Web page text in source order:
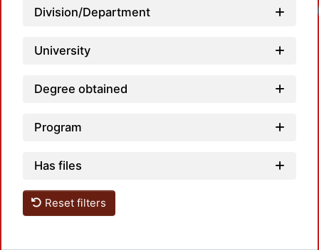
Division/Department
University
Degree obtained
Program
Has files
Reset filters